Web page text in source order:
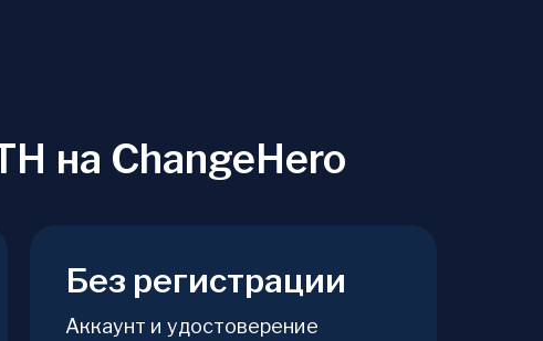
на ChangeHero
Без регистрации
Аккаунт и удостоверение